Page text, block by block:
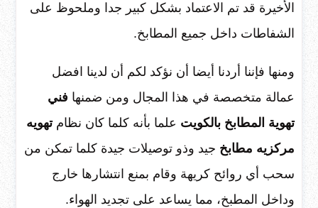
الأخيرة قد تم الاعتماد بشكل كبير جدا وملحوظ على
الشفاطات داخل جميع المطابخ.
ومنها فإننا أردنا أيضا أن نؤكد لكم أن لدينا افضل
عمالة متخصصة في هذا المجال ومن ضمنها فني
تهوية المطابخ بالكويت علما بأنه كلما كان نظامتهويه
مركزيه مطابخ جيد وذو توصيلات جيدة كلما تمكن من
سحب أي روائح كريهة وقام بمنع انتشارها خارج
وداخل المطبخ، مما يساعد على تجديد الهواء.